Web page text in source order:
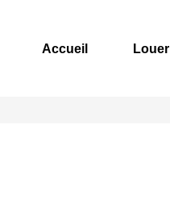
Accueil Louer